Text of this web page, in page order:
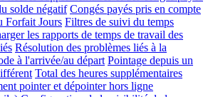
solde négatif Congés payés pris en compte
Forfait Jours Filtres de suivi du temps
les rapports de temps de travail des
Résolution des problèmes liés à la
à l'arrivée/au départ Pointage depuis un
Total des heures supplémentaires
pointer et dépointer hors ligne